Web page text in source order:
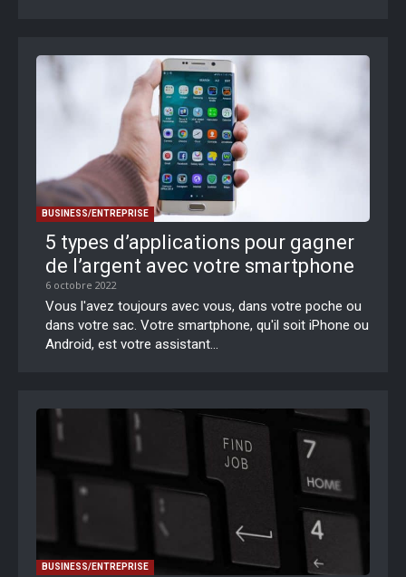
BUSINESS/ENTREPRISE
5 types d’applications pour gagner
de l’argent avec votre smartphone
6 octobre 2022
Vous l'avez toujours avec vous, dans votre poche ou
dans votre sac. Votre smartphone, qu'il soit iPhone ou
Android, est votre assistant...
BUSINESS/ENTREPRISE